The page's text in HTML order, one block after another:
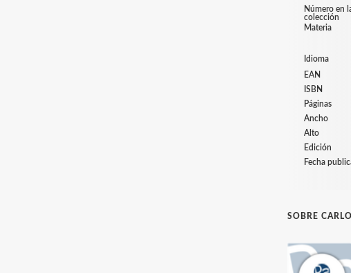
Número en
colección
Materia
Idioma
EAN
ISBN
Páginas
Ancho
Alto
Edición
Fecha
SOBRE